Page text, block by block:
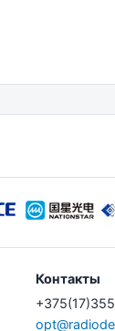
Контакты